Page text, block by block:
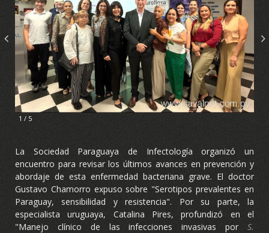
1 / 5
La Sociedad Paraguaya de Infectología organizó un
encuentro para revisar los últimos avances en prevención y
abordaje de esta enfermedad bacteriana grave. El doctor
Gustavo Chamorro expuso sobre "Serotipos prevalentes en
Paraguay, sensibilidad y resistencia". Por su parte, la
especialista uruguaya, Catalina Pires, profundizó en el
"Manejo clínico de las infecciones invasivas por S.